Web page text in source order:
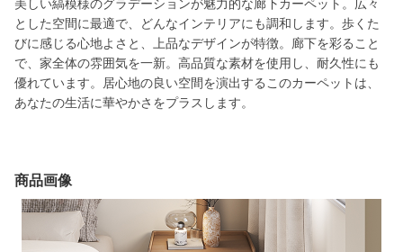
美しい縞模様のグラデーションが魅力的な廊下カーペット。広々
とした空間に最適で、どんなインテリアにも調和します。歩くた
びに感じる心地よさと、上品なデザインが特徴。廊下を彩ること
で、家全体の雰囲気を一新。高品質な素材を使用し、耐久性にも
優れています。居心地の良い空間を演出するこのカーペットは、
あなたの生活に華やかさをプラスします。
商品画像